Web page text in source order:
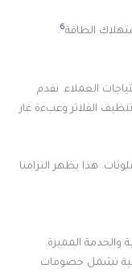
الطاقة6
.
العملاء. نقدم
الفلاتر وعبءة غاز
هذا يظهر التزامنا
والخدمة المميزة.
تشمل خصومات